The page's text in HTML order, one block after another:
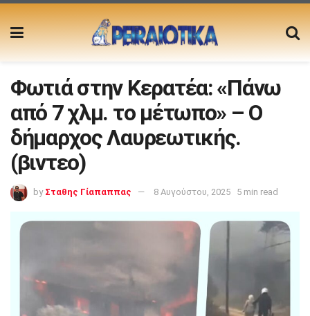
Φωτιά στην Κερατέα: «Πάνω
από 7 χλμ. το μέτωπο» – Ο
δήμαρχος Λαυρεωτικής.
(βιντεο)
by Σταθης Γίαπαππας 8 Αυγούστου, 2025 5 min read